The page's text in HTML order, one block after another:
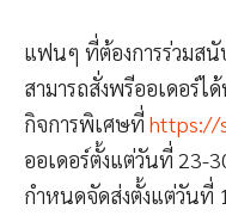
แฟนๆ ที่ต้องการร่วมส
สามารถสั่งพรีออเดอร์ไ
กิจการพิเศษที่ https://
ออเดอร์ตั้งแต่วันที่ 23-
กำหนดจัดส่งตั้งแต่วันที่